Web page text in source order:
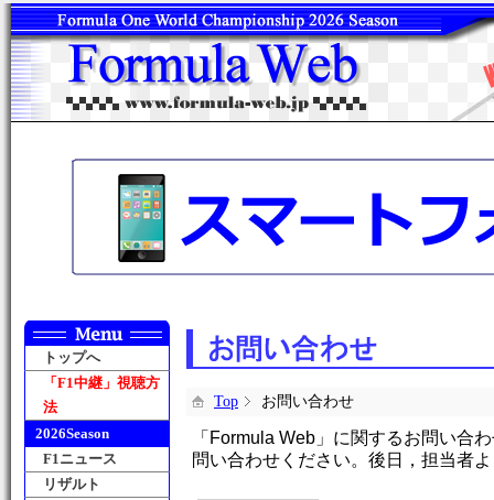
トップへ
「F1中継」視聴方
法
2026Season
F1ニュース
リザルト
Top お問い合わせ
「Formula Web」に関するお問い合
問い合わせください。後日，担当者